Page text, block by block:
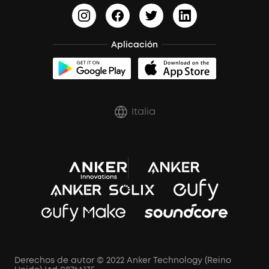
Aplicación
Italia
Derechos de autor © 2022 Anker Technology (Reino